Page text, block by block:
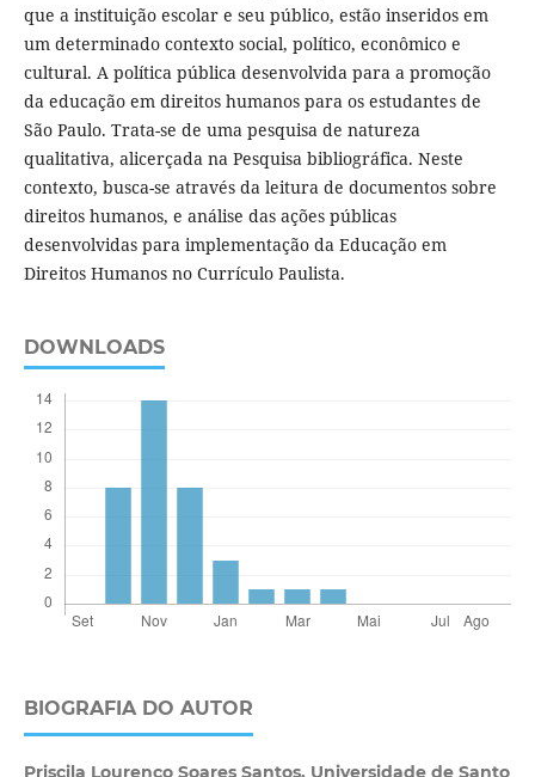
que a instituição escolar e seu público, estão inseridos em
um determinado contexto social, político, econômico e
cultural. A política pública desenvolvida para a promoção
da educação em direitos humanos para os estudantes de
São Paulo. Trata-se de uma pesquisa de natureza
qualitativa, alicerçada na Pesquisa bibliográfica. Neste
contexto, busca-se através da leitura de documentos sobre
direitos humanos, e análise das ações públicas
desenvolvidas para implementação da Educação em
Direitos Humanos no Currículo Paulista.
DOWNLOADS
BIOGRAFIA DO AUTOR
Priscila Lourenço Soares Santos, Universidade de Santo